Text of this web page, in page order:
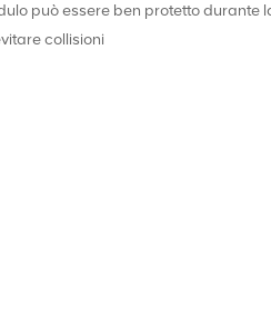
può essere ben protetto durante
collisioni